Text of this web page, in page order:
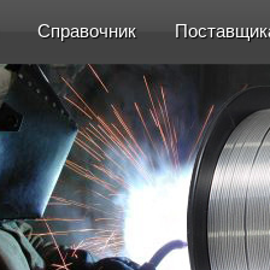
Справочник